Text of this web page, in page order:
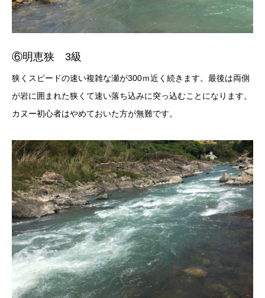
⑥明恵狭 3級
狭くスピードの速い複雑な瀬が300ｍ近く続きます。最後は両側
が岩に囲まれた狭くて速い落ち込みに突っ込むことになります。
カヌー初心者はやめておいた方が無難です。